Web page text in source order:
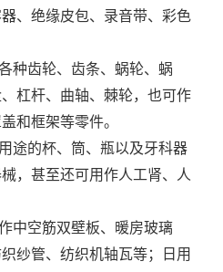
、绝缘皮包、录音带、彩色
种齿轮、齿条、蜗轮、蜗
杠杆、曲轴、棘轮，也可作
和框架等零件。
途的杯、筒、瓶以及牙科器
，甚至还可用作人工肾、人
中空筋双壁板、暖房玻璃
纱管、纺织机轴瓦等；日用